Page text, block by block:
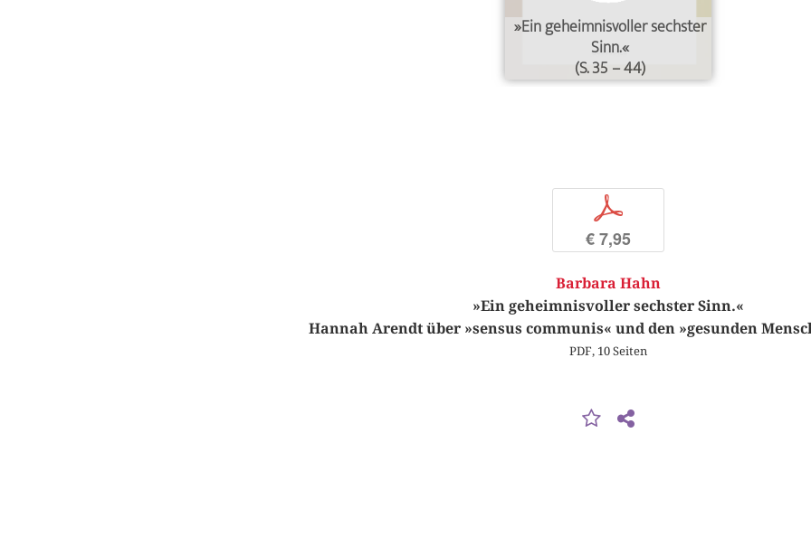
»Ein geheimnisvoller sechster
Sinn.«
(S. 35 – 44)
p
€ 7,95
Barbara Hahn
»Ein geheimnisvoller sechster Sinn.«
Hannah Arendt über »sensus communis« und den »gesunden
PDF, 10 Seiten